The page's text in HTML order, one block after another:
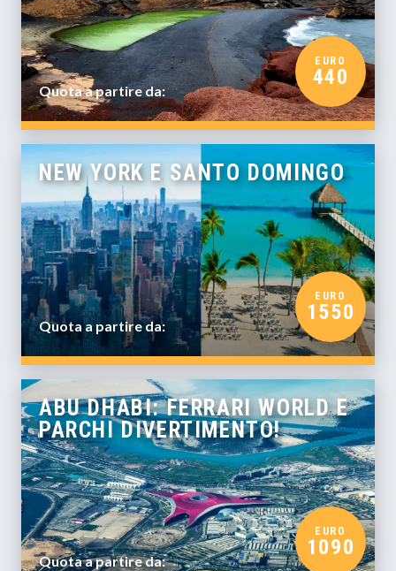
Quota a partire da:
EURO
440
NEW YORK E SANTO DOMINGO
Quota a partire da:
EURO
1550
ABU DHABI: FERRARI WORLD E
PARCHI DIVERTIMENTO!
Quota a partire da:
EURO
1090